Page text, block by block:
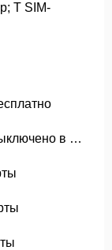
T SIM-
Как разблокировать SIM-карты выключено в Tracfone